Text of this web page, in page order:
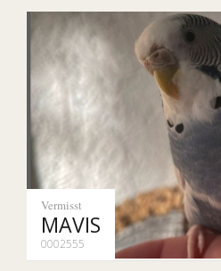
Vermisst
MAVIS
0002555